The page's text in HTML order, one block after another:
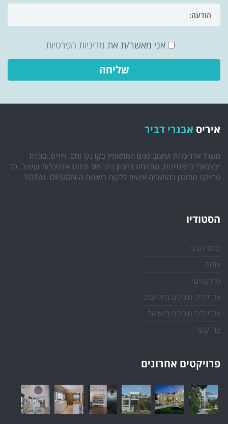
אני מאשר/ת את מדיניות הפרטיות
איריס אבנרי דביר
משרד אדריכלות ועיצוב פנים המתאפיין בקו נקי וחם. איריס, בוגרת
״בצלאל״ בהצטיינות, מתמחה במגוון רחב של תחומי אדריכלות ועיצוב. כל
פרויקט מתוכנן בהתאמה אישית ללקוח בשיטת ה-TOTAL DESIGN.
הסטודיו
עמוד הבית
אודות
פרויקטים
אדריכלים מובילים בתל אביב
אדריכלים מובילים בישראל
צור קשר
פרויקטים אחרונים